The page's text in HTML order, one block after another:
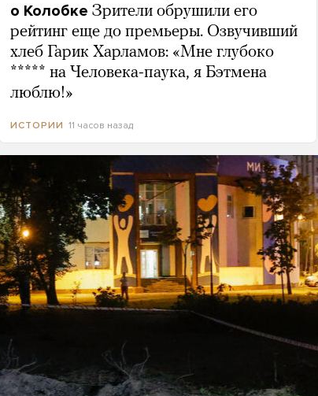
о Колобке Зрители обрушили его
рейтинг еще до премьеры. Озвучивший
хлеб Гарик Харламов: «Мне глубоко
***** на Человека-паука, я Бэтмена
люблю!»
ИСТОРИИ 11 часов назад